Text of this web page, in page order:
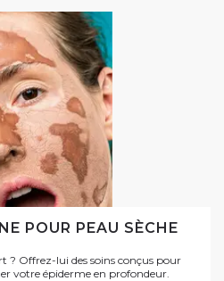
POUR PEAU SÈCHE
? Offrez-lui des soins conçus pour
votre épiderme en profondeur.